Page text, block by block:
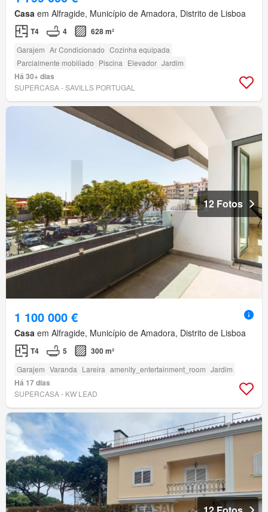
Casa em Alfragide, Município de Amadora, Distrito de Lisboa
T4 4 628 m²
Garajem Ar Condicionado Cozinha equipada
Parcialmente mobiliado Piscina Elevador Jardim
Há 30+ dias
SUPERCASA - SAVILLS PORTUGAL
12 Fotos
1 100 000 €
Casa em Alfragide, Município de Amadora, Distrito de Lisboa
T4 5 300 m²
Garajem Varanda Lareira amenity_entertainment_room Jardim
Há 17 dias
SUPERCASA - KW LEAD